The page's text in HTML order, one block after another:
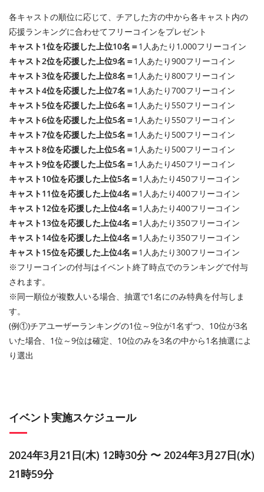
各キャストの順位に応じて、チアした方の中から各キャスト内の
応援ランキングに合わせてフリーコインをプレゼント
キャスト1位を応援した上位10名＝1人あたり1,000フリーコイン
キャスト2位を応援した上位9名＝1人あたり900フリーコイン
キャスト3位を応援した上位8名＝1人あたり800フリーコイン
キャスト4位を応援した上位7名＝1人あたり700フリーコイン
キャスト5位を応援した上位6名＝1人あたり550フリーコイン
キャスト6位を応援した上位5名＝1人あたり550フリーコイン
キャスト7位を応援した上位5名＝1人あたり500フリーコイン
キャスト8位を応援した上位5名＝1人あたり500フリーコイン
キャスト9位を応援した上位5名＝1人あたり450フリーコイン
キャスト10位を応援した上位5名＝1人あたり450フリーコイン
キャスト11位を応援した上位4名＝1人あたり400フリーコイン
キャスト12位を応援した上位4名＝1人あたり400フリーコイン
キャスト13位を応援した上位4名＝1人あたり350フリーコイン
キャスト14位を応援した上位4名＝1人あたり350フリーコイン
キャスト15位を応援した上位4名＝1人あたり300フリーコイン
※フリーコインの付与はイベント終了時点でのランキングで付与
されます。
※同一順位が複数人いる場合、抽選で1名にのみ特典を付与しま
す。
(例①)チアユーザーランキングの1位～9位が1名ずつ、10位が3名
いた場合、1位～9位は確定、10位のみを3名の中から1名抽選によ
り選出
イベント実施スケジュール
2024年3月21日(木) 12時30分 〜 2024年3月27日(水)
21時59分